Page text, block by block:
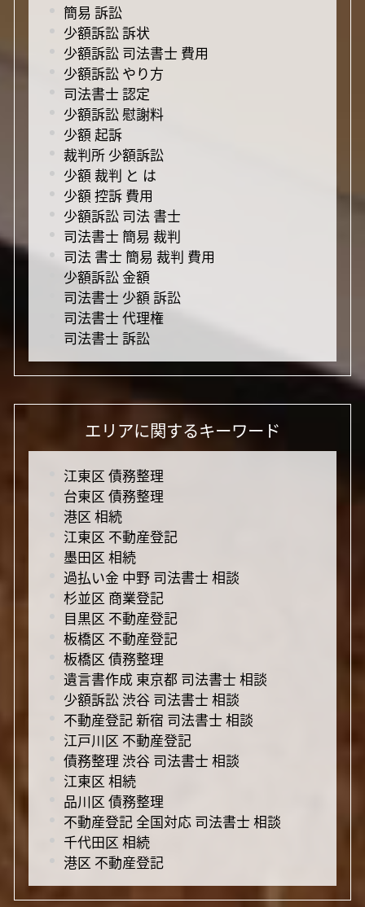
簡易 訴訟
少額訴訟 訴状
少額訴訟 司法書士 費用
少額訴訟 やり方
司法書士 認定
少額訴訟 慰謝料
少額 起訴
裁判所 少額訴訟
少額 裁判 と は
少額 控訴 費用
少額訴訟 司法 書士
司法書士 簡易 裁判
司法 書士 簡易 裁判 費用
少額訴訟 金額
司法書士 少額 訴訟
司法書士 代理権
司法書士 訴訟
エリアに関するキーワード
江東区 債務整理
台東区 債務整理
港区 相続
江東区 不動産登記
墨田区 相続
過払い金 中野 司法書士 相談
杉並区 商業登記
目黒区 不動産登記
板橋区 不動産登記
板橋区 債務整理
遺言書作成 東京都 司法書士 相談
少額訴訟 渋谷 司法書士 相談
不動産登記 新宿 司法書士 相談
江戸川区 不動産登記
債務整理 渋谷 司法書士 相談
江東区 相続
品川区 債務整理
不動産登記 全国対応 司法書士 相談
千代田区 相続
港区 不動産登記